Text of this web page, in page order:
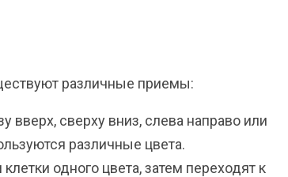
различные приемы:
вверх, сверху вниз, слева направо или
различные цвета.
одного цвета, затем переходят к